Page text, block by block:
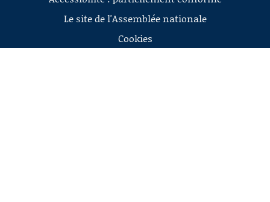
Le site de l'Assemblée nationale
Cookies